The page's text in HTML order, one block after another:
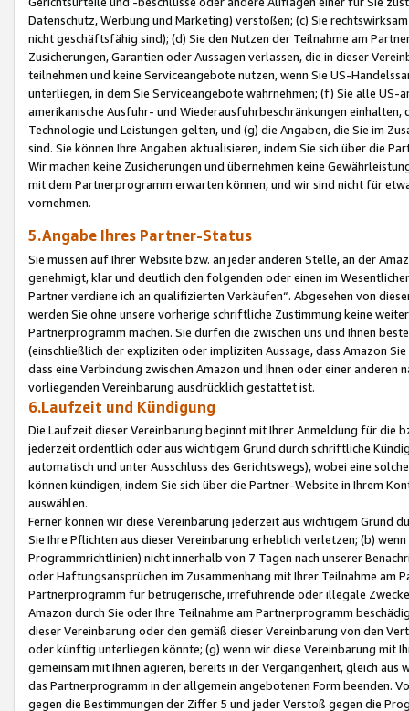
Datenschutz, Werbung und Marketing) verstoßen; (c) Sie
nicht geschäftsfähig sind); (d) Sie den Nutzen der Teilnahme am
Zusicherungen, Garantien oder Aussagen verlassen, die in dieser
teilnehmen und keine Serviceangebote nutzen, wenn Sie US-
unterliegen, in dem Sie Serviceangebote wahrnehmen; (f) Sie alle
amerikanische Ausfuhr- und Wiederausfuhrbeschränkungen
Technologie und Leistungen gelten, und (g) die Angaben, die Sie im
sind. Sie können Ihre Angaben aktualisieren, indem Sie sich über die
Wir machen keine Zusicherungen und übernehmen keine
mit dem Partnerprogramm erwarten können, und wir sind nicht für
vornehmen.
5.Angabe Ihres Partner-Status
Sie müssen auf Ihrer Website bzw. an jeder anderen Stelle, an der
genehmigt, klar und deutlich den folgenden oder einen im
Partner verdiene ich an qualifizierten Verkäufen“. Abgesehen von
werden Sie ohne unsere vorherige schriftliche Zustimmung keine
Partnerprogramm machen. Sie dürfen die zwischen uns und Ihnen
(einschließlich der expliziten oder impliziten Aussage, dass Amazon
dass eine Verbindung zwischen Amazon und Ihnen oder einer
vorliegenden Vereinbarung ausdrücklich gestattet ist.
6.Laufzeit und Kündigung
Die Laufzeit dieser Vereinbarung beginnt mit Ihrer Anmeldung für die
jederzeit ordentlich oder aus wichtigem Grund durch schriftliche
automatisch und unter Ausschluss des Gerichtswegs), wobei eine
können kündigen, indem Sie sich über die Partner-Website in Ihrem
auswählen.
Ferner können wir diese Vereinbarung jederzeit aus wichtigem Grund
Sie Ihre Pflichten aus dieser Vereinbarung erheblich verletzen; (b)
Programmrichtlinien) nicht innerhalb von 7 Tagen nach unserer
oder Haftungsansprüchen im Zusammenhang mit Ihrer Teilnahme am
Partnerprogramm für betrügerische, irreführende oder illegale
Amazon durch Sie oder Ihre Teilnahme am Partnerprogramm
dieser Vereinbarung oder den gemäß dieser Vereinbarung von den
oder künftig unterliegen könnte; (g) wenn wir diese Vereinbarung mit
gemeinsam mit Ihnen agieren, bereits in der Vergangenheit, gleich
das Partnerprogramm in der allgemein angebotenen Form beenden.
gegen die Bestimmungen der Ziffer 5 und jeder Verstoß gegen die